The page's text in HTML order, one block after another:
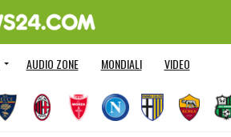
AUDIO ZONE MONDIALI VIDEO